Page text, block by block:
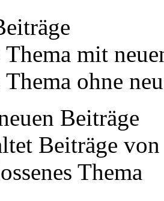
ein!
Das
offiziell
Das
sich
Thema mit
Thema ohne
Beiträge
Beiträge
Thema